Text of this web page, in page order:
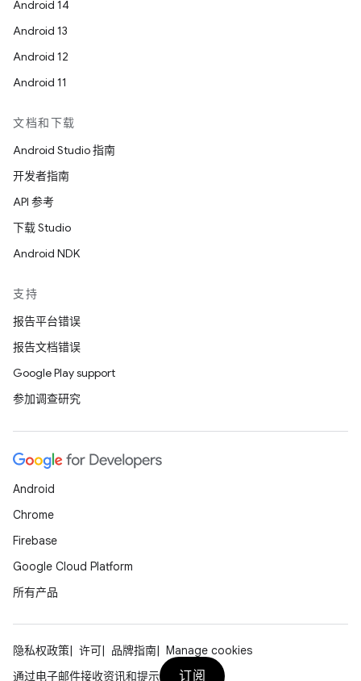
Android 14
Android 13
Android 12
Android 11
文档和下载
Android Studio 指南
开发者指南
API 参考
下载 Studio
Android NDK
支持
报告平台错误
报告文档错误
Google Play support
参加调查研究
Android
Chrome
Firebase
Google Cloud Platform
所有产品
隐私权政策 许可 品牌指南
Manage cookies
通过电子邮件接收资讯和提示
订阅